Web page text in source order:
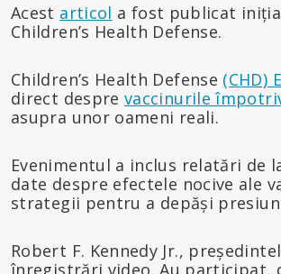
Acest articol a fost publicat
Children’s Health Defense.
Children’s Health Defense (CHD)
direct desprevaccinurile
asupra unor oameni reali.
Evenimentul a inclus relatări de
date despre efectele nocive ale
strategii pentru a depăși
Robert F. Kennedy Jr.,
înregistrări video. Au participat,